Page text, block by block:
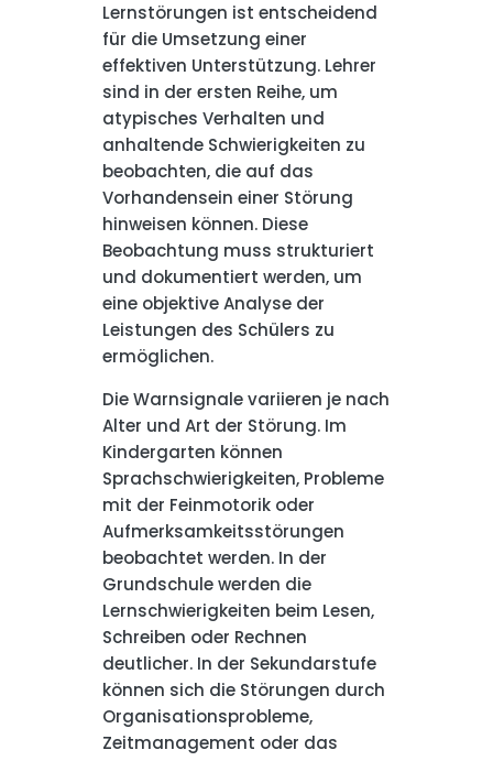
Lernstörungen ist entscheidend
für die Umsetzung einer
effektiven Unterstützung. Lehrer
sind in der ersten Reihe, um
atypisches Verhalten und
anhaltende Schwierigkeiten zu
beobachten, die auf das
Vorhandensein einer Störung
hinweisen können. Diese
Beobachtung muss strukturiert
und dokumentiert werden, um
eine objektive Analyse der
Leistungen des Schülers zu
ermöglichen.
Die Warnsignale variieren je nach
Alter und Art der Störung. Im
Kindergarten können
Sprachschwierigkeiten, Probleme
mit der Feinmotorik oder
Aufmerksamkeitsstörungen
beobachtet werden. In der
Grundschule werden die
Lernschwierigkeiten beim Lesen,
Schreiben oder Rechnen
deutlicher. In der Sekundarstufe
können sich die Störungen durch
Organisationsprobleme,
Zeitmanagement oder das